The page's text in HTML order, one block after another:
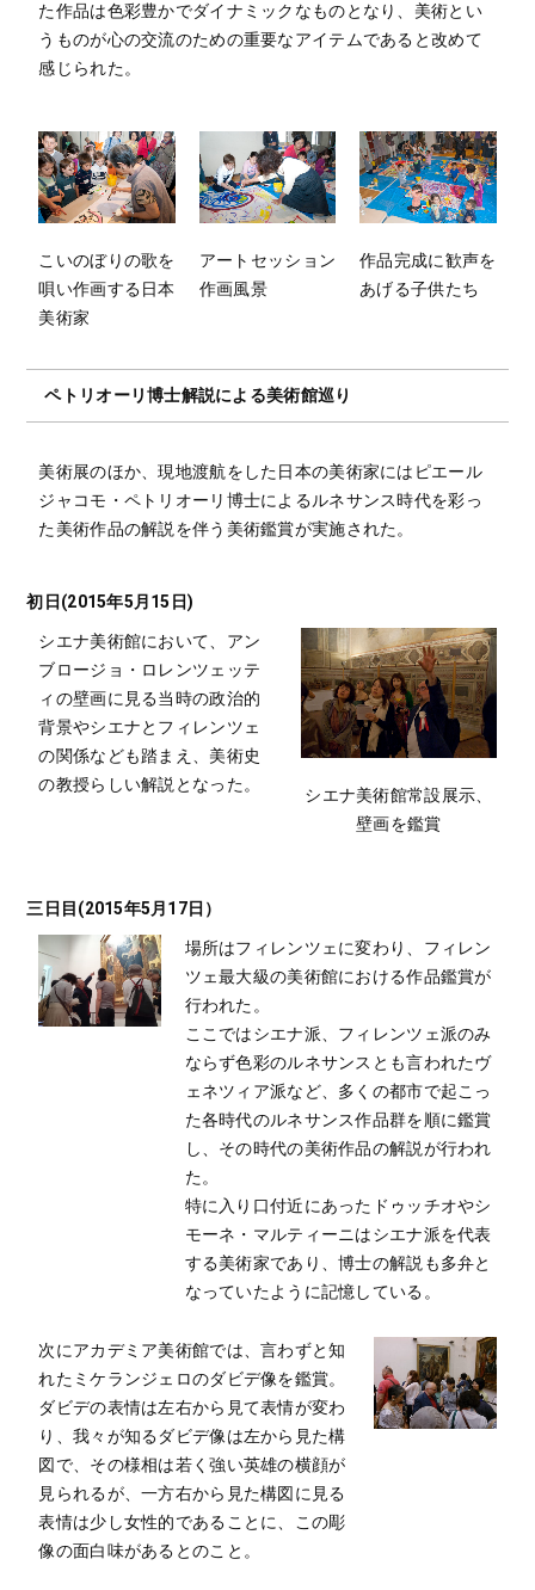
た作品は色彩豊かでダイナミックなものとなり、美術とい
うものが心の交流のための重要なアイテムであると改めて
感じられた。
こいのぼりの歌を
唄い作画する日本
美術家
アートセッション
作画風景
作品完成に歓声を
あげる子供たち
ペトリオーリ博士解説による美術館巡り
美術展のほか、現地渡航をした日本の美術家にはピエール
ジャコモ・ペトリオーリ博士によるルネサンス時代を彩っ
た美術作品の解説を伴う美術鑑賞が実施された。
初日(2015年5月15日)
シエナ美術館において、アン
ブロージョ・ロレンツェッテ
ィの壁画に見る当時の政治的
背景やシエナとフィレンツェ
の関係なども踏まえ、美術史
の教授らしい解説となった。
シエナ美術館常設展示、
壁画を鑑賞
三日目(2015年5月17日）
場所はフィレンツェに変わり、フィレン
ツェ最大級の美術館における作品鑑賞が
行われた。
ここではシエナ派、フィレンツェ派のみ
ならず色彩のルネサンスとも言われたヴ
ェネツィア派など、多くの都市で起こっ
た各時代のルネサンス作品群を順に鑑賞
し、その時代の美術作品の解説が行われ
た。
特に入り口付近にあったドゥッチオやシ
モーネ・マルティーニはシエナ派を代表
する美術家であり、博士の解説も多弁と
なっていたように記憶している。
次にアカデミア美術館では、言わずと知
れたミケランジェロのダビデ像を鑑賞。
ダビデの表情は左右から見て表情が変わ
り、我々が知るダビデ像は左から見た構
図で、その様相は若く強い英雄の横顔が
見られるが、一方右から見た構図に見る
表情は少し女性的であることに、この彫
像の面白味があるとのこと。